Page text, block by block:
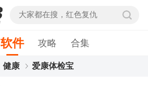
软件 攻略 合集
健康 爱康体检宝